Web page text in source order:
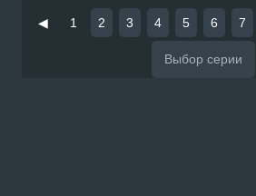
◀ 1 2 3 4 5 6 7